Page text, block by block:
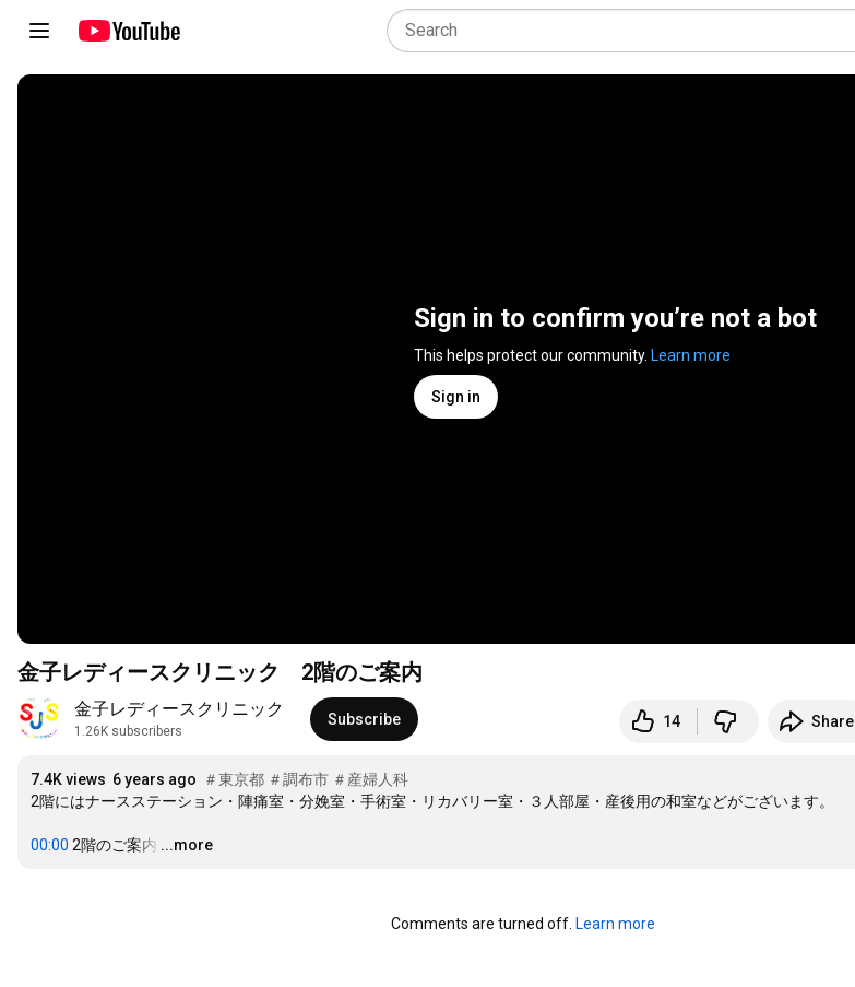
Sign in to confirm you’re not a bot
This helps protect our community. Learn more
Sign in
金子レディースクリニック 2階のご案内
金子レディースクリニック
1.26K subscribers
Subscribe 14 Share
7.4K views 6 years ago ＃東京都 ＃調布市 ＃産婦人科
2階にはナースステーション・陣痛室・分娩室・手術室・リカバリー室・３人部屋・産後用の和室などがございます。
00:00 2階のご案内 …
...more
Comments are turned off. Learn more